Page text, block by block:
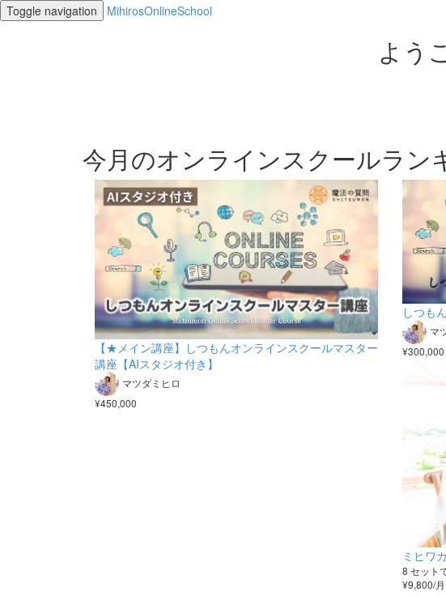
Toggle navigation MihirosOnlineSchool
よう
今月のオンラインスクールラン
【★メイン講座】しつもんオンラインスクールマスター
講座【AIスタジオ付き】
マツダミヒロ
¥450,000
しつも
マ
¥300,000
ミヒワ
8 セット
¥9,800/月